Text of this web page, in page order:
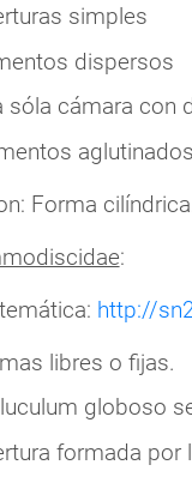
simples
dispersos
sóla cámara con
Forma
:
http://
libres o fijas.
globoso
formada por